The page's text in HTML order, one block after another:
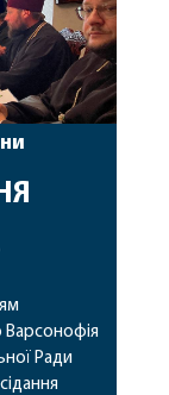
Варсонофія
Ради